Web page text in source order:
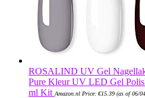
ROSALIND UV Gel
Pure Kleur UV LED Gel
ml Kit Amazon.nl Price: €15.39 (as of 06/